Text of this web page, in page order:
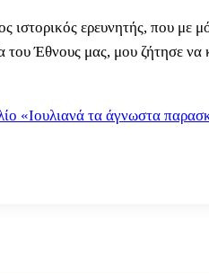
ερευνητής, που με
του Έθνους μας, μου ζήτησε
«Ιουλιανά τα άγνωστα